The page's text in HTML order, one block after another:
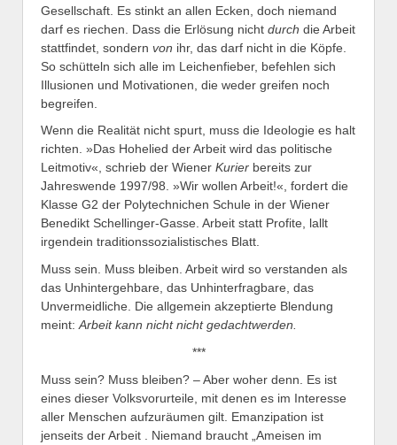
Gesellschaft. Es stinkt an allen Ecken, doch niemand
darf es riechen. Dass die Erlösung nicht durch die Arbeit
stattfindet, sondern von ihr, das darf nicht in die Köpfe.
So schütteln sich alle im Leichenfieber, befehlen sich
Illusionen und Motivationen, die weder greifen noch
begreifen.
Wenn die Realität nicht spurt, muss die Ideologie es halt
richten. »Das Hohelied der Arbeit wird das politische
Leitmotiv«, schrieb der Wiener Kurier bereits zur
Jahreswende 1997/98. »Wir wollen Arbeit!«, fordert die
Klasse G2 der Polytechnichen Schule in der Wiener
Benedikt Schellinger-Gasse. Arbeit statt Profite, lallt
irgendein traditionssozialistisches Blatt.
Muss sein. Muss bleiben. Arbeit wird so verstanden als
das Unhintergehbare, das Unhinterfragbare, das
Unvermeidliche. Die allgemein akzeptierte Blendung
meint: Arbeit kann nicht nicht gedachtwerden.
***
Muss sein? Muss bleiben? – Aber woher denn. Es ist
eines dieser Volksvorurteile, mit denen es im Interesse
aller Menschen aufzuräumen gilt. Emanzipation ist
jenseits der Arbeit . Niemand braucht „Ameisen im